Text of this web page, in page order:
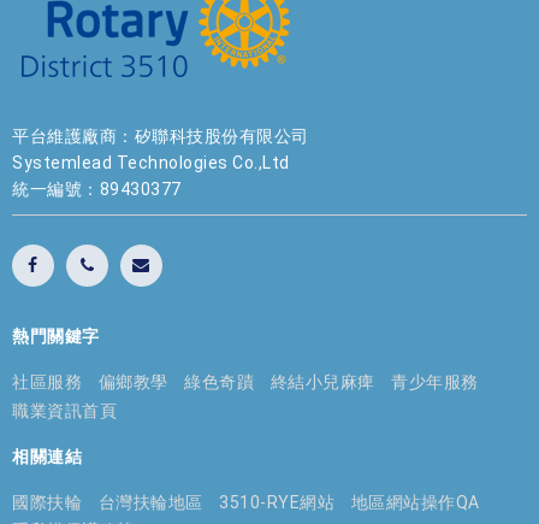
平台維護廠商：矽聯科技股份有限公司
Systemlead Technologies Co.,Ltd
統一編號：89430377
熱門關鍵字
社區服務 偏鄉教學 綠色奇蹟 終結小兒麻痺
青少年服務
職業資訊首頁
相關連結
國際扶輪 台灣扶輪地區 3510-RYE網站
地區網站操作QA